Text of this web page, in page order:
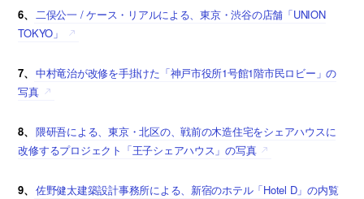
6、 二俣公一 / ケース・リアルによる、東京・渋谷の店舗「UNION
TOKYO」
7、 中村竜治が改修を手掛けた「神戸市役所1号館1階市民ロビー」の
写真
8、 隈研吾による、東京・北区の、戦前の木造住宅をシェアハウスに
改修するプロジェクト「王子シェアハウス」の写真
9、 佐野健太建築設計事務所による、新宿のホテル「Hotel D」の内覧